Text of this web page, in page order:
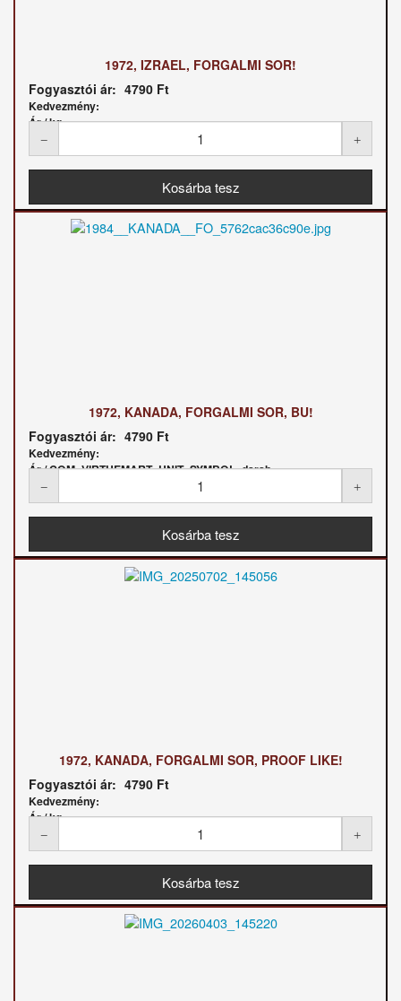
1972, IZRAEL, FORGALMI SOR!
Fogyasztói ár: 4790 Ft
Kedvezmény:
Ár / kg:
1972, KANADA, FORGALMI SOR, BU!
Fogyasztói ár: 4790 Ft
Kedvezmény:
Ár / COM_VIRTUEMART_UNIT_SYMBOL_darab:
1972, KANADA, FORGALMI SOR, PROOF LIKE!
Fogyasztói ár: 4790 Ft
Kedvezmény:
Ár / kg: